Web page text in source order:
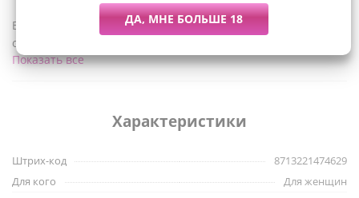
Высококачественная смазка имеет нежную текстуру, не
оставляет жирных пятен на одежде или белье.
Объем - 100 мл
Цвет – прозрачный
Производитель – Toy Joy
Показать все
Характеристики
Штрих-код
8713221474629
Для кого
Для женщин